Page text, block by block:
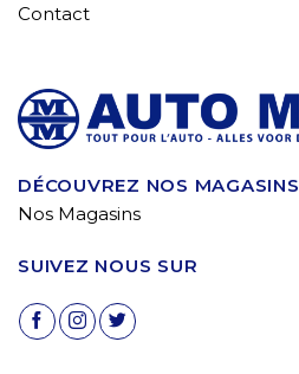
Contact
DÉCOUVREZ NOS MAGASINS
Nos Magasins
SUIVEZ NOUS SUR